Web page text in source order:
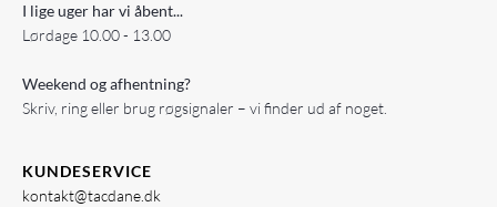
I lige uger har vi åbent...
Lørdage 10.00 - 13.00
Weekend og afhentning?
Skriv, ring eller brug røgsignaler – vi finder ud af noget.
KUNDESERVICE
kontakt@tacdane.dk